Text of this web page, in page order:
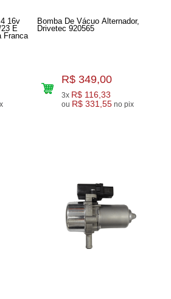
16v
E
Franca
Bomba De Vácuo Alternador,
Drivetec 920565
R$ 349,00
3x R$ 116,33
ou R$ 331,55 no pix